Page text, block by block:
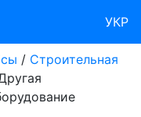
УКР
/ Строительная